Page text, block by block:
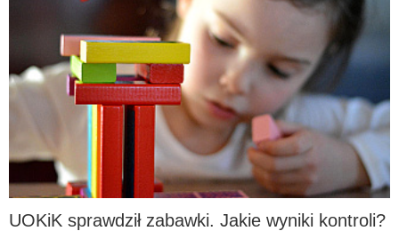
UOKiK sprawdził zabawki. Jakie wyniki kontroli?